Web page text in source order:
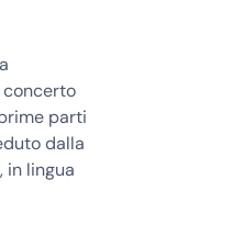
concerto
parti
dalla
in lingua